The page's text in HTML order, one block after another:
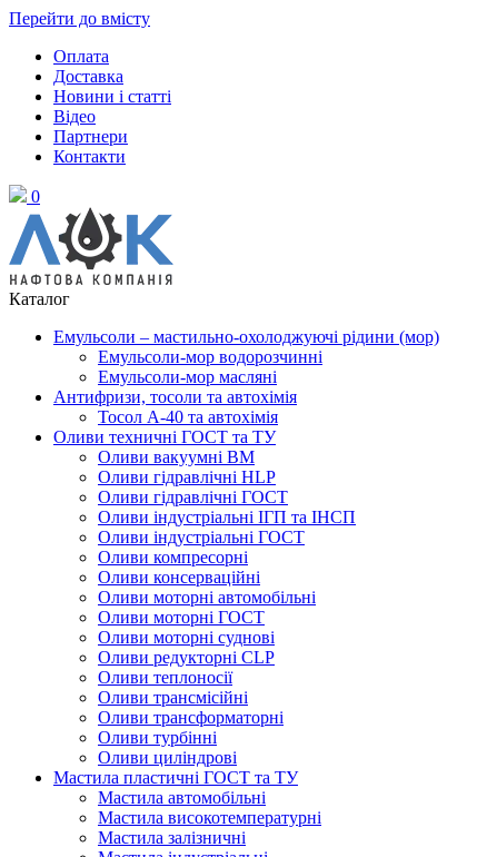
Перейти до вмісту
Оплата
Доставка
Новини і статті
Відео
Партнери
Контакти
0
Каталог
Емульсоли – мастильно-охолоджуючі рідини (мор)
Емульсоли-мор водорозчинні
Емульсоли-мор масляні
Антифризи, тосоли та автохімія
Тосол А-40 та автохімія
Оливи техничні ГОСТ та ТУ
Оливи вакуумні ВМ
Оливи гідравлічні HLP
Оливи гідравлічні ГОСТ
Оливи індустріальні ІГП та ІНСП
Оливи індустріальні ГОСТ
Оливи компресорні
Оливи консерваційні
Оливи моторні автомобільні
Оливи моторні ГОСТ
Оливи моторні суднові
Оливи редукторні CLP
Оливи теплоносії
Оливи трансмісійні
Оливи трансформаторні
Оливи турбінні
Оливи циліндрові
Мастила пластичні ГОСТ та ТУ
Мастила автомобільні
Мастила високотемпературні
Мастила залізничні